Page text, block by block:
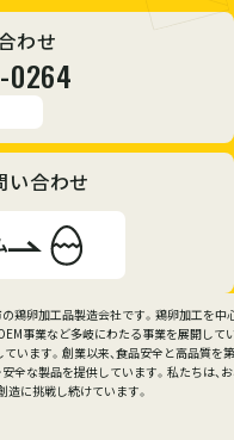
わせ
0264
い合わせ
鶏卵加工品製造会社です。鶏卵加工を中
事業など多岐にわたる事業を展開して
います。創業以来、食品安全と高品質を
全な製品を提供しています。私たちは、
造に挑戦し続けています。